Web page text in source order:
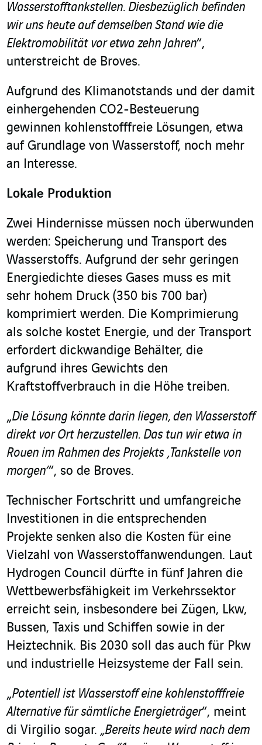
Wasserstofftankstellen. Diesbezüglich befinden
wir uns heute auf demselben Stand wie die
Elektromobilität vor etwa zehn Jahren“,
unterstreicht de Broves.
Aufgrund des Klimanotstands und der damit
einhergehenden CO2-Besteuerung
gewinnen kohlenstofffreie Lösungen, etwa
auf Grundlage von Wasserstoff, noch mehr
an Interesse.
Lokale Produktion
Zwei Hindernisse müssen noch überwunden
werden: Speicherung und Transport des
Wasserstoffs. Aufgrund der sehr geringen
Energiedichte dieses Gases muss es mit
sehr hohem Druck (350 bis 700 bar)
komprimiert werden. Die Komprimierung
als solche kostet Energie, und der Transport
erfordert dickwandige Behälter, die
aufgrund ihres Gewichts den
Kraftstoffverbrauch in die Höhe treiben.
„Die Lösung könnte darin liegen, den Wasserstoff
direkt vor Ort herzustellen. Das tun wir etwa in
Rouen im Rahmen des Projekts ‚Tankstelle von
morgen‘“, so de Broves.
Technischer Fortschritt und umfangreiche
Investitionen in die entsprechenden
Projekte senken also die Kosten für eine
Vielzahl von Wasserstoffanwendungen. Laut
Hydrogen Council dürfte in fünf Jahren die
Wettbewerbsfähigkeit im Verkehrssektor
erreicht sein, insbesondere bei Zügen, Lkw,
Bussen, Taxis und Schiffen sowie in der
Heiztechnik. Bis 2030 soll das auch für Pkw
und industrielle Heizsysteme der Fall sein.
„Potentiell ist Wasserstoff eine kohlenstofffreie
Alternative für sämtliche Energieträger“, meint
di Virgilio sogar. „Bereits heute wird nach dem